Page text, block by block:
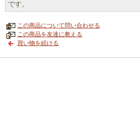
です。
この商品について問い合わせる
この商品を友達に教える
買い物を続ける